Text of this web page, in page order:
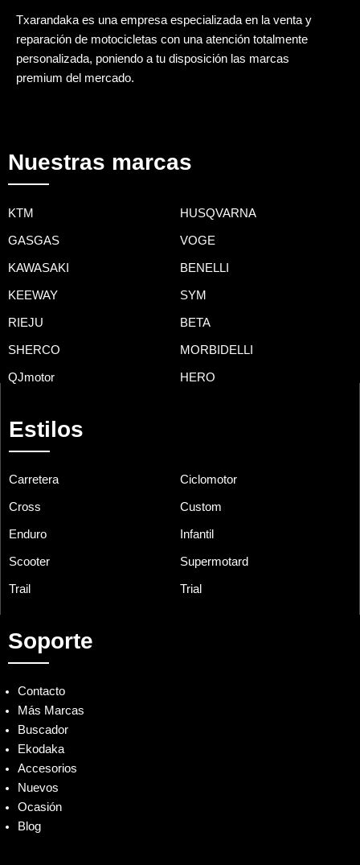
Txarandaka es una empresa especializada en la venta y
reparación de motocicletas con una atención totalmente
personalizada, poniendo a tu disposición las marcas
premium del mercado.
Nuestras marcas
KTM HUSQVARNA
GASGAS VOGE
KAWASAKI BENELLI
KEEWAY SYM
RIEJU BETA
SHERCO MORBIDELLI
QJmotor HERO
Estilos
Carretera Ciclomotor
Cross Custom
Enduro Infantil
Scooter Supermotard
Trail Trial
Soporte
Contacto
Más Marcas
Buscador
Ekodaka
Accesorios
Nuevos
Ocasión
Blog